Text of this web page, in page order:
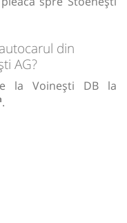
din
AG?
la Voinești DB la
.